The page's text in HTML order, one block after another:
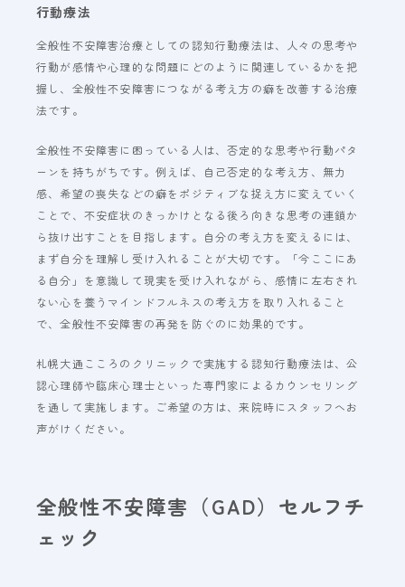
行動療法
全般性不安障害治療としての認知行動療法は、人々の思考や
行動が感情や心理的な問題にどのように関連しているかを把
握し、全般性不安障害につながる考え方の癖を改善する治療
法です。
全般性不安障害に困っている人は、否定的な思考や行動パタ
ーンを持ちがちです。例えば、自己否定的な考え方、無力
感、希望の喪失などの癖をポジティブな捉え方に変えていく
ことで、不安症状のきっかけとなる後ろ向きな思考の連鎖か
ら抜け出すことを目指します。自分の考え方を変えるには、
まず自分を理解し受け入れることが大切です。「今ここにあ
る自分」を意識して現実を受け入れながら、感情に左右され
ない心を養うマインドフルネスの考え方を取り入れること
で、全般性不安障害の再発を防ぐのに効果的です。
札幌大通こころのクリニックで実施する認知行動療法は、公
認心理師や臨床心理士といった専門家によるカウンセリング
を通して実施します。ご希望の方は、来院時にスタッフへお
声がけください。
全般性不安障害（GAD）セルフチ
ェック